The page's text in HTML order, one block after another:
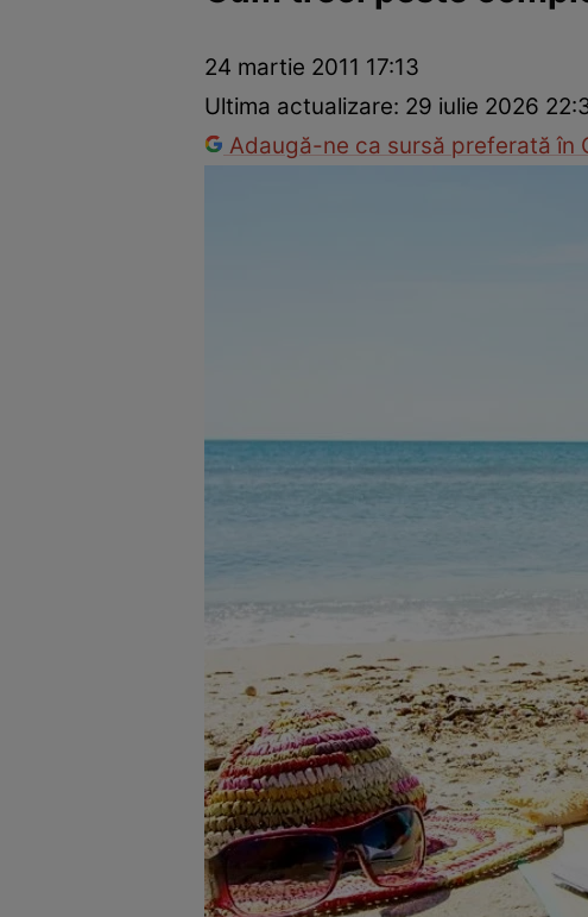
Dezvoltare personalăÎngrijire personalăCasă și grădină
24 martie 2011 17:13
Ultima actualizare: 29 iulie 2026
Adaugă-ne ca sursă preferată în